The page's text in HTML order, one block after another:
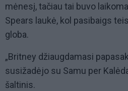
mėnesį, tačiau tai buvo
Spears laukė, kol pasibaigs
globa.
„Britney džiaugdamasi
susižadėjo su Samu per
šaltinis.